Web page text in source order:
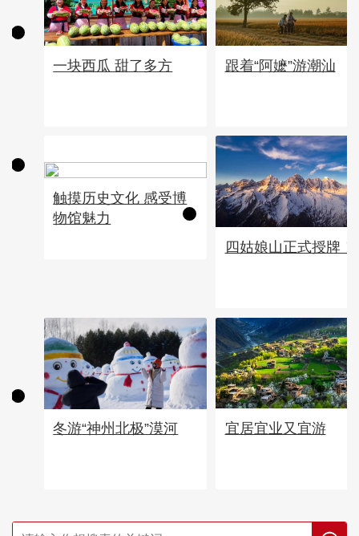
一块西瓜 甜了多方 跟着“阿嬷”游潮汕
触摸历史文化 感受博
物馆魅力
四姑娘山正式授牌！
冬游“神州北极”漠河 宜居宜业又宜游